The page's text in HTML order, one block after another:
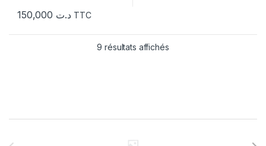
د.ت TTC
9 résultats affichés